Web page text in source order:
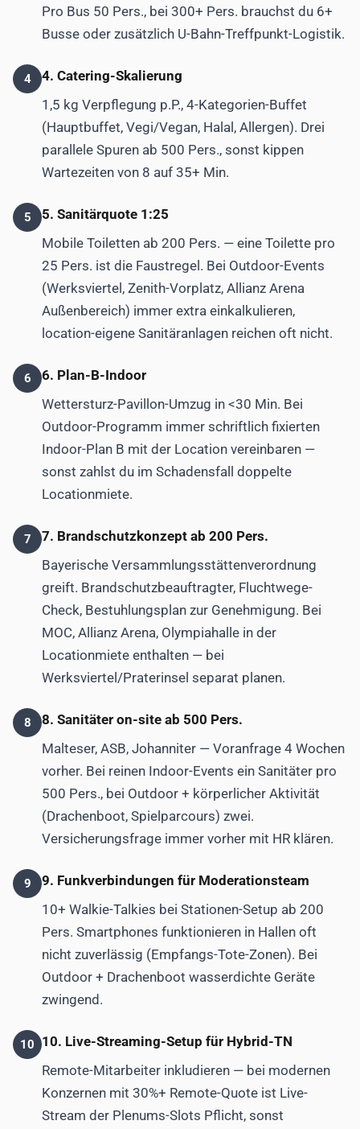
Pro Bus 50 Pers., bei 300+ Pers. brauchst du 6+
Busse oder zusätzlich U-Bahn-Treffpunkt-Logistik.
4
4. Catering-Skalierung
1,5 kg Verpflegung p.P., 4-Kategorien-Buffet
(Hauptbuffet, Vegi/Vegan, Halal, Allergen). Drei
parallele Spuren ab 500 Pers., sonst kippen
Wartezeiten von 8 auf 35+ Min.
5
5. Sanitärquote 1:25
Mobile Toiletten ab 200 Pers. — eine Toilette pro
25 Pers. ist die Faustregel. Bei Outdoor-Events
(Werksviertel, Zenith-Vorplatz, Allianz Arena
Außenbereich) immer extra einkalkulieren,
location-eigene Sanitäranlagen reichen oft nicht.
6
6. Plan-B-Indoor
Wettersturz-Pavillon-Umzug in <30 Min. Bei
Outdoor-Programm immer schriftlich fixierten
Indoor-Plan B mit der Location vereinbaren —
sonst zahlst du im Schadensfall doppelte
Locationmiete.
7
7. Brandschutzkonzept ab 200 Pers.
Bayerische Versammlungsstättenverordnung
greift. Brandschutzbeauftragter, Fluchtwege-
Check, Bestuhlungsplan zur Genehmigung. Bei
MOC, Allianz Arena, Olympiahalle in der
Locationmiete enthalten — bei
Werksviertel/Praterinsel separat planen.
8
8. Sanitäter on-site ab 500 Pers.
Malteser, ASB, Johanniter — Voranfrage 4 Wochen
vorher. Bei reinen Indoor-Events ein Sanitäter pro
500 Pers., bei Outdoor + körperlicher Aktivität
(Drachenboot, Spielparcours) zwei.
Versicherungsfrage immer vorher mit HR klären.
9
9. Funkverbindungen für Moderationsteam
10+ Walkie-Talkies bei Stationen-Setup ab 200
Pers. Smartphones funktionieren in Hallen oft
nicht zuverlässig (Empfangs-Tote-Zonen). Bei
Outdoor + Drachenboot wasserdichte Geräte
zwingend.
10
10. Live-Streaming-Setup für Hybrid-TN
Remote-Mitarbeiter inkludieren — bei modernen
Konzernen mit 30%+ Remote-Quote ist Live-
Stream der Plenums-Slots Pflicht, sonst